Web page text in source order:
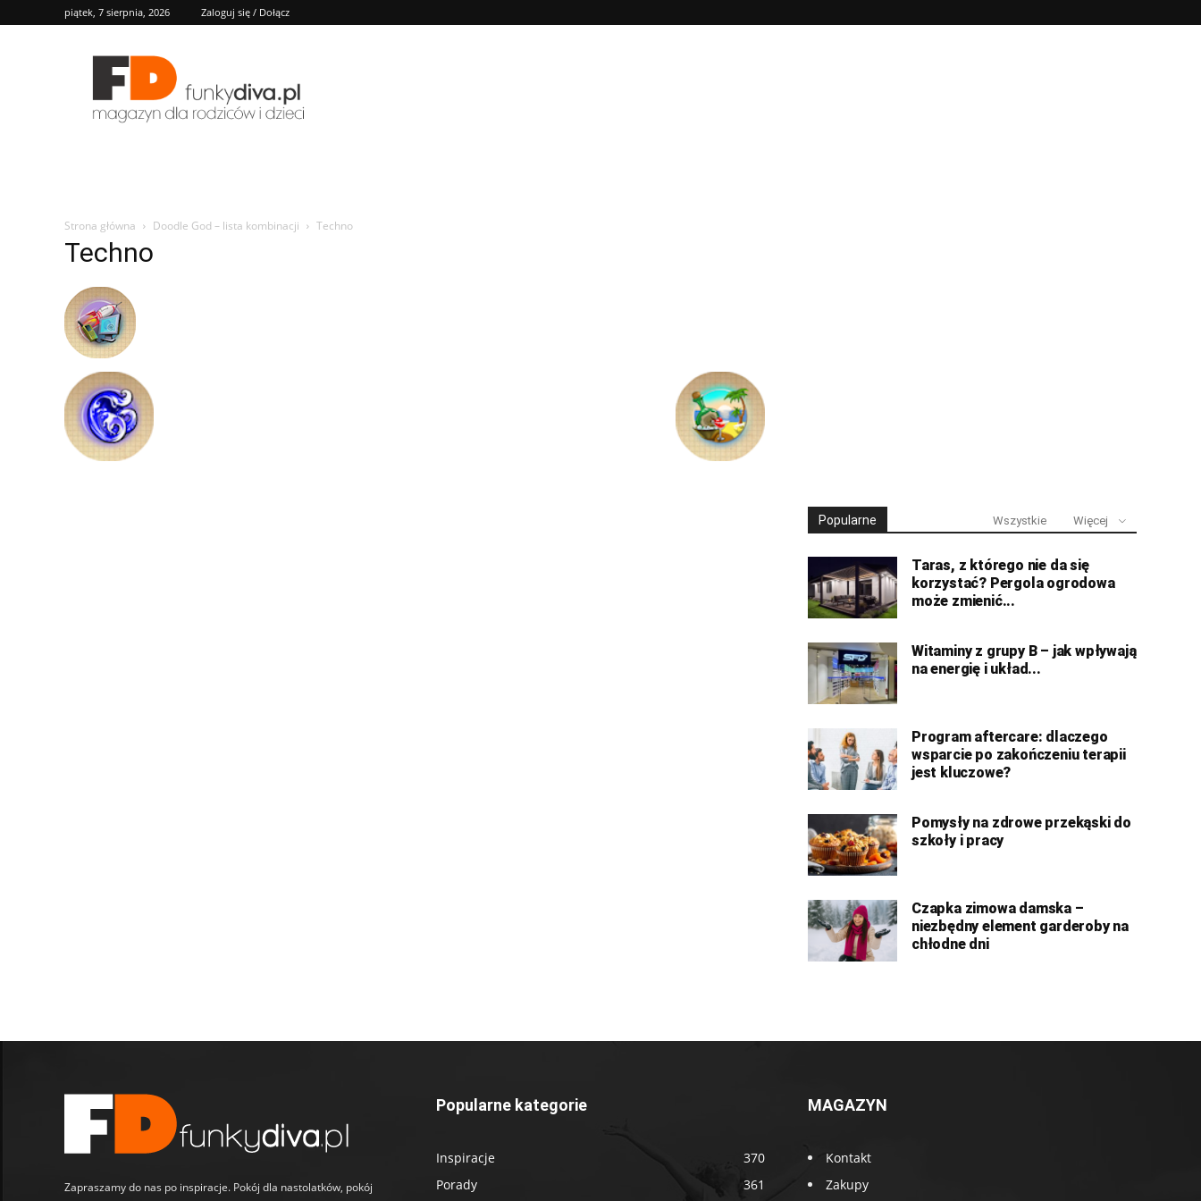
piątek, 7 sierpnia, 2026 Zaloguj się / Dołącz
FD
Strona główna Doodle God – lista kombinacji Techno
Techno
Popularne Wszystkie Więcej
Taras, z którego nie da się
korzystać? Pergola ogrodowa
może zmienić...
Witaminy z grupy B – jak wpływają
na energię i układ...
Program aftercare: dlaczego
wsparcie po zakończeniu terapii
jest kluczowe?
Pomysły na zdrowe przekąski do
szkoły i pracy
Czapka zimowa damska –
niezbędny element garderoby na
chłodne dni
Zapraszamy do nas po inspiracje. Pokój dla nastolatków, pokój
Popularne kategorie
Inspiracje
370
Porady
361
MAGAZYN
Kontakt
Zakupy